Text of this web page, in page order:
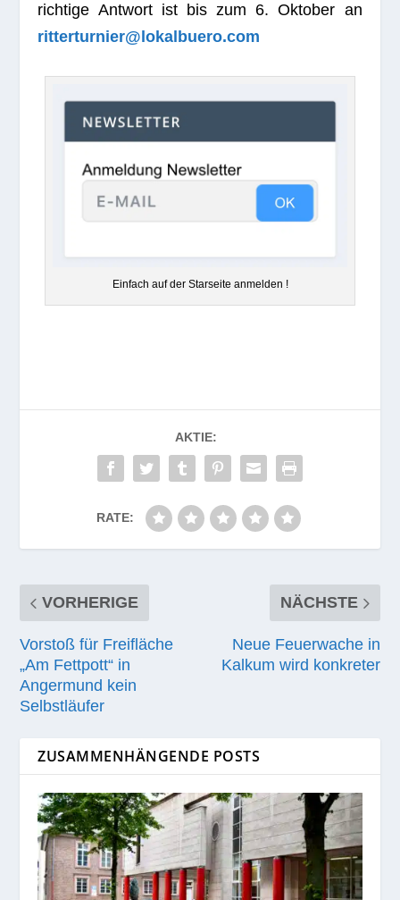
rich­tige Ant­wort ist bis zum 6. Okto­ber an
ritterturnier@lokalbuero.com
Ein­fach auf der Star­seite anmelden !
AKTIE:
RATE:
VORHERIGE
Vorstoß für Freifläche
„Am Fettpott“ in
Angermund kein
Selbstläufer
NÄCHSTE
Neue Feuerwache in
Kalkum wird konkreter
ZUSAMMENHÄNGENDE POSTS